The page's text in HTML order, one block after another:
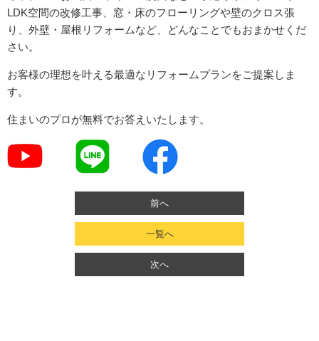
LDK空間の改修工事、窓・床のフローリングや壁のクロス張
り、外壁・屋根リフォームなど、どんなことでもおまかせくだ
さい。
お客様の理想を叶える最適なリフォームプランをご提案しま
す。
住まいのプロが無料でお答えいたします。
前へ
一覧へ
次へ